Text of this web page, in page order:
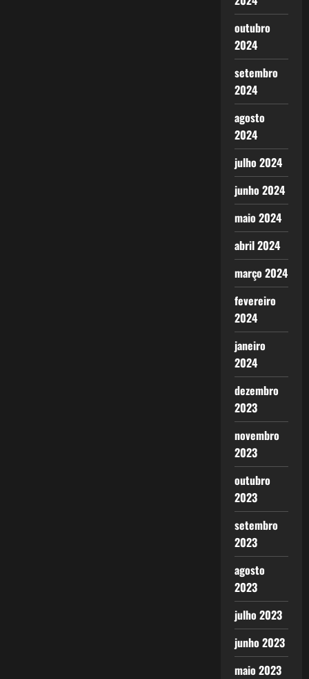
outubro
2024
setembro
2024
agosto
2024
julho 2024
junho 2024
maio 2024
abril 2024
março 2024
fevereiro
2024
janeiro
2024
dezembro
2023
novembro
2023
outubro
2023
setembro
2023
agosto
2023
julho 2023
junho 2023
maio 2023